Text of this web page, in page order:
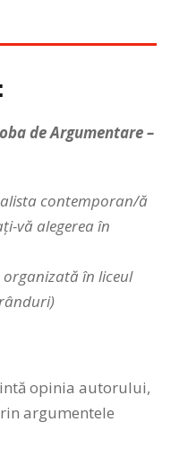
de Argumentare –
contemporan/ă
vă alegerea în
organizată în liceul
opinia autorului,
argumentele